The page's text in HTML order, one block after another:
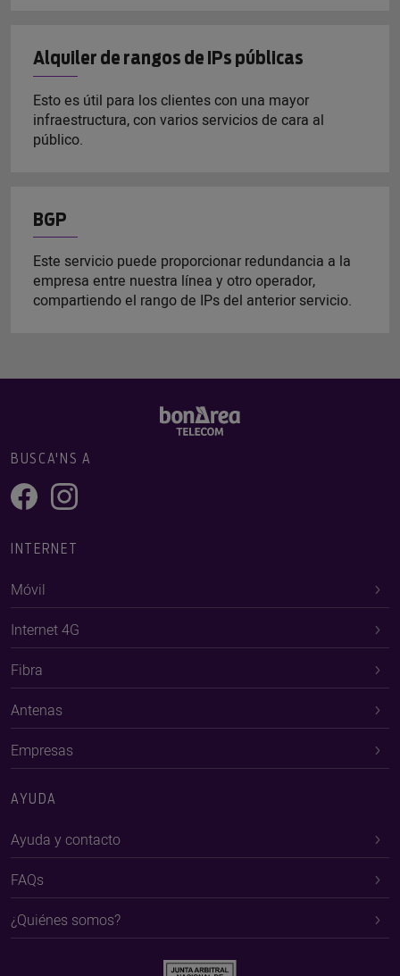
Alquiler de rangos de IPs públicas
Esto es útil para los clientes con una mayor
infraestructura, con varios servicios de cara al
público.
BGP
Este servicio puede proporcionar redundancia a la
empresa entre nuestra línea y otro operador,
compartiendo el rango de IPs del anterior servicio.
BUSCA'NS A
INTERNET
Móvil
Internet 4G
Fibra
Antenas
Empresas
AYUDA
Ayuda y contacto
FAQs
¿Quiénes somos?